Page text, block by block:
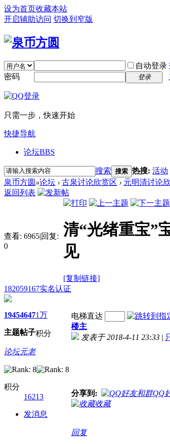
设为首页收藏本站
开启辅助访问 切换到窄版
自动登录
密码
登录
只需一步，快速开始
快捷导航
论坛BBS
搜索 搜索 热搜: 活动
泉币方圆 »论坛 › 古泉讨论欣赏区 › 元明清讨论
返回列表
查看: 6965|回复:
0
清“光绪重宝”
见
[复制链接]
182059167实名认证
1945
主题
4647
帖子
1万
积分
论坛元老
积分
16213
发消息
电梯直达
楼主
发表于 2018-4-11 23:33 |
分享到: QQ
收藏
回复